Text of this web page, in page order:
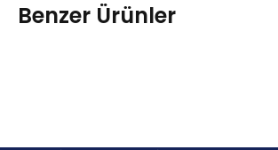
Benzer Ürünler